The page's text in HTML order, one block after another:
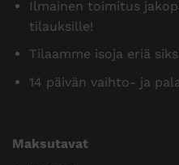
Ilmainen toimitus
tilauksille!
Tilaamme isoja eriä
14 päivän vaihto- ja
Maksutavat